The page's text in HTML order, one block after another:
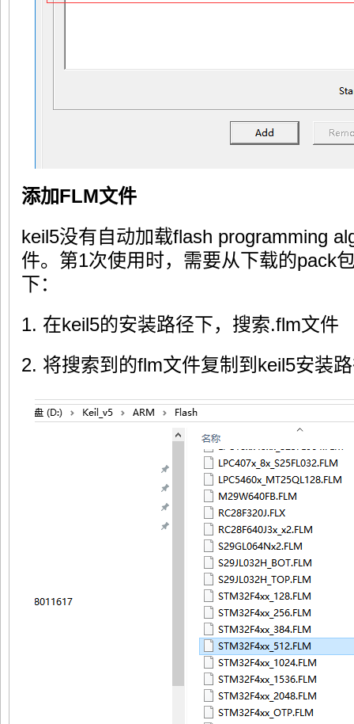
添加FLM文件
keil5没有自动加载flash programming
件。第1次使用时，需要从下载的pack
下：
1. 在keil5的安装路径下，搜索.flm文件
2. 将搜索到的flm文件复制到keil5安装